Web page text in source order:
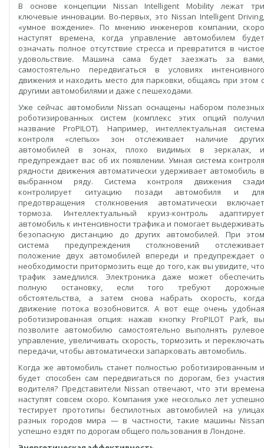
В основе концепции Nissan Intelligent Mobility лежат три
ключевые инновации. Во-первых, это Nissan Intelligent Driving,
«умное вождение». По мнению инженеров компании, скоро
наступят времена, когда управление автомобилем будет
означать полное отсутствие стресса и превратится в чистое
удовольствие. Машина сама будет заезжать за вами,
самостоятельно передвигаться в условиях интенсивного
движения и находить место для парковки, общаясь при этом с
другими автомобилями и даже с пешеходами.
Уже сейчас автомобили Nissan оснащены набором полезных
роботизированных систем (комплекс этих опций получил
название ProPILOT). Например, интеллектуальная система
контроля «слепых» зон отслеживает наличие других
автомобилей в зонах, плохо видимых в зеркалах, и
предупреждает вас об их появлении. Умная система контроля
рядности движения автоматически удерживает автомобиль в
выбранном ряду. Система контроля движения сзади
контролирует ситуацию позади автомобиля и для
предотвращения столкновения автоматически включает
тормоза. Интеллектуальный круиз-контроль адаптирует
автомобиль к интенсивности трафика и помогает выдерживать
безопасную дистанцию до других автомобилей. При этом
система предупреждения столкновений отслеживает
положение двух автомобилей впереди и предупреждает о
необходимости притормозить еще до того, как вы увидите, что
трафик замедлился. Электроника даже может обеспечить
полную остановку, если того требуют дорожные
обстоятельства, а затем снова набрать скорость, когда
движение потока возобновится. А вот еще очень удобная
роботизированная опция: нажав кнопку ProPILOT Park, вы
позволите автомобилю самостоятельно выполнять рулевое
управление, увеличивать скорость, тормозить и переключать
передачи, чтобы автоматически запарковать автомобиль.
Когда же автомобиль станет полностью роботизированным и
будет способен сам передвигаться по дорогам, без участия
водителя? Представители Nissan отвечают, что эти времена
наступят совсем скоро. Компания уже несколько лет успешно
тестирует прототипы беспилотных автомобилей на улицах
разных городов мира — в частности, такие машины Nissan
успешно ездят по дорогам общего пользования в Лондоне.